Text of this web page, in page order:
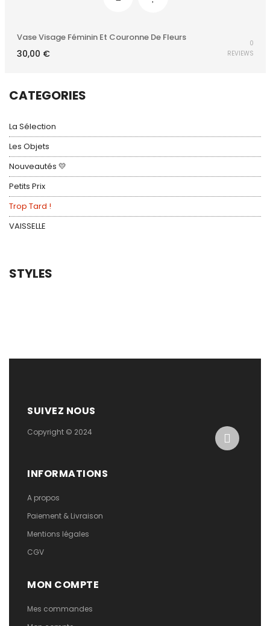
CATEGORIES
La Sélection
Les Objets
Nouveautés 💛
Petits Prix
Trop Tard !
VAISSELLE
STYLES
Vase Visage Féminin Et Couronne De Fleurs
30,00 €
0
REVIEWS
SUIVEZ NOUS
Copyright © 2024
INFORMATIONS
A propos
Paiement & Livraison
Mentions légales
CGV
MON COMPTE
Mes commandes